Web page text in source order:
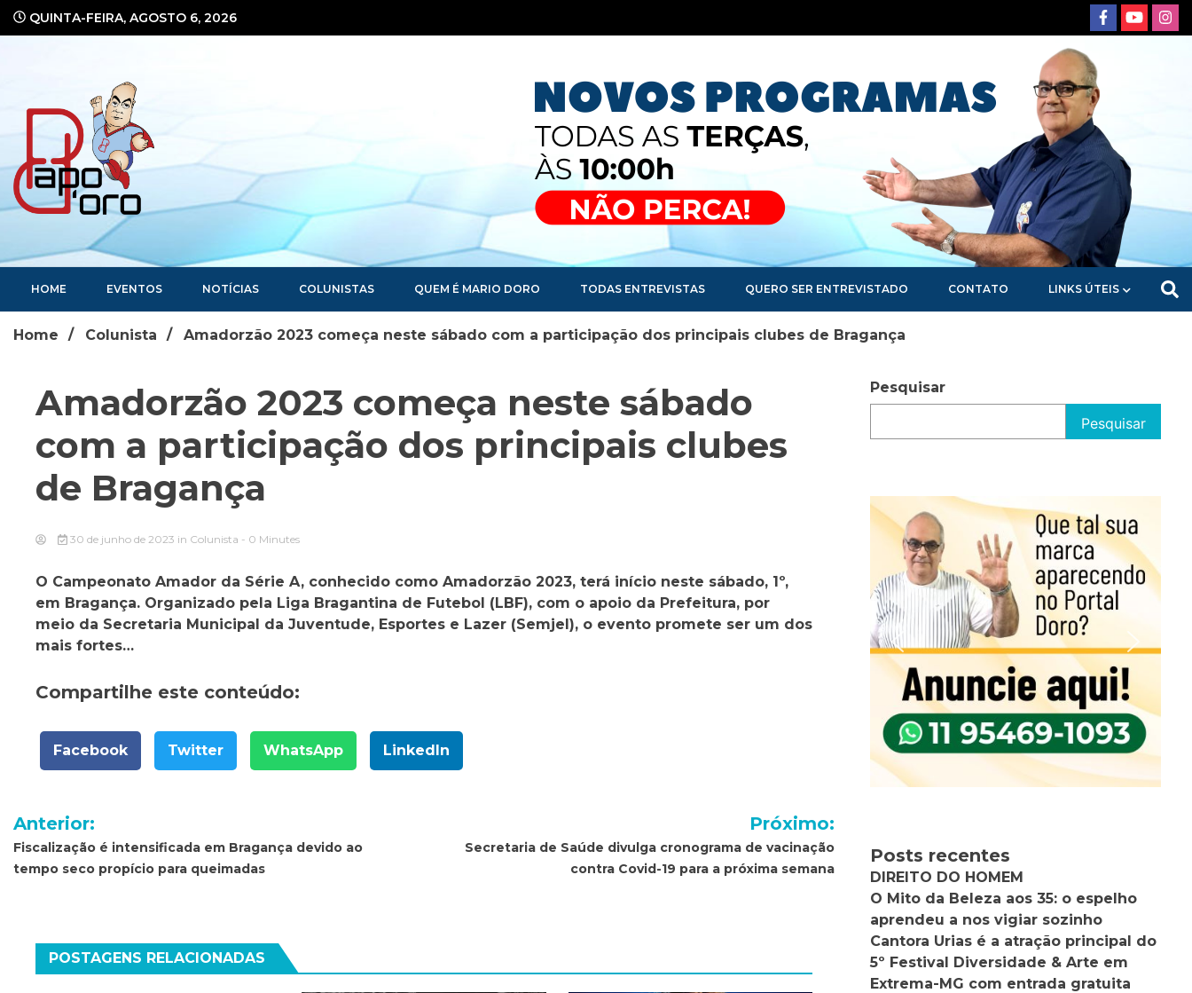
QUINTA-FEIRA, AGOSTO 6, 2026
Portal de Notícias
HOME EVENTOS NOTÍCIAS COLUNISTAS QUEM É MARIO DORO TODAS ENTREVISTAS QUERO SER ENTREVISTADO CONTATO LINKS ÚTEIS
Home Colunista Amadorzão 2023 começa neste sábado com a participação dos principais clubes de Bragança
Amadorzão 2023 começa neste sábado
com a participação dos principais clubes
de Bragança
30 de junho de 2023 in Colunista - 0 Minutes
O Campeonato Amador da Série A, conhecido como Amadorzão 2023, terá início neste sábado, 1º,
em Bragança. Organizado pela Liga Bragantina de Futebol (LBF), com o apoio da Prefeitura, por
meio da Secretaria Municipal da Juventude, Esportes e Lazer (Semjel), o evento promete ser um dos
mais fortes…
Compartilhe este conteúdo:
Facebook Twitter WhatsApp LinkedIn
Navegação
de
Post
Anterior:
Fiscalização é intensificada em Bragança devido ao
tempo seco propício para queimadas
Próximo:
Secretaria de Saúde divulga cronograma de vacinação
contra Covid-19 para a próxima semana
POSTAGENS RELACIONADAS
Pesquisar
Pesquisar
Posts recentes
DIREITO DO HOMEM
O Mito da Beleza aos 35: o espelho
aprendeu a nos vigiar sozinho
Cantora Urias é a atração principal do
5º Festival Diversidade & Arte em
Extrema-MG com entrada gratuita